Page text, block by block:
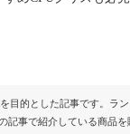
目的とした記事です。ラ
記事で紹介している商品